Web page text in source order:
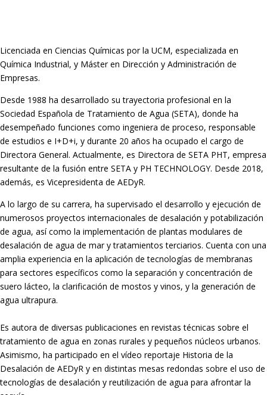
Licenciada en Ciencias Químicas por la UCM, especializada en
Química Industrial, y Máster en Dirección y Administración de
Empresas.
Desde 1988 ha desarrollado su trayectoria profesional en la
Sociedad Española de Tratamiento de Agua (SETA), donde ha
desempeñado funciones como ingeniera de proceso, responsable
de estudios e I+D+i, y durante 20 años ha ocupado el cargo de
Directora General. Actualmente, es Directora de SETA PHT, empresa
resultante de la fusión entre SETA y PH TECHNOLOGY. Desde 2018,
además, es Vicepresidenta de AEDyR.
A lo largo de su carrera, ha supervisado el desarrollo y ejecución de
numerosos proyectos internacionales de desalación y potabilización
de agua, así como la implementación de plantas modulares de
desalación de agua de mar y tratamientosterciarios. Cuenta con una
amplia experiencia en la aplicación de tecnologías de membranas
para sectores específicos como la separación y concentración de
suero lácteo, la clarificación de mostos y vinos, y la generación de
agua ultrapura.
Es autora de diversas publicaciones en revistas técnicas sobre el
tratamiento de agua en zonas rurales y pequeños núcleos urbanos.
Asimismo, ha participado en el vídeo reportaje Historia de la
Desalación de AEDyR y en distintas mesas redondas sobre el uso de
tecnologías de desalación y reutilización de agua para afrontar la